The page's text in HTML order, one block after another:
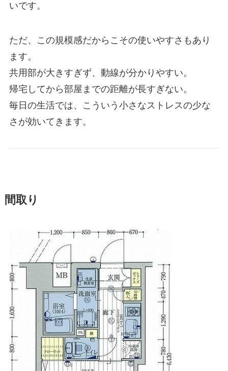
いです。
ただ、この規模感だからこその使いやすさもあり
ます。
共用部が大きすぎず、動線が分かりやすい。
帰宅してから部屋までの距離が長すぎない。
毎日の生活では、こういう小さなストレスの少な
さが効いてきます。
間取り